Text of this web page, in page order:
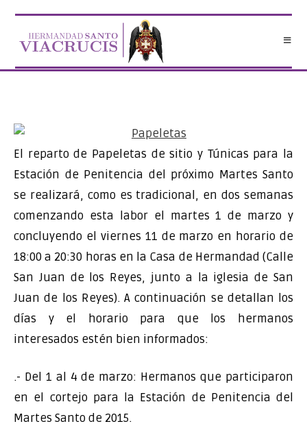
contenido
El reparto de Papeletas de sitio y Túnicas para la
Estación de Penitencia del próximo Martes Santo
se realizará, como es tradicional, en dos semanas
comenzando esta labor el martes 1 de marzo y
concluyendo el viernes 11 de marzo en horario de
18:00 a 20:30 horas en la Casa de Hermandad (Calle
San Juan de los Reyes, junto a la iglesia de San
Juan de los Reyes). A continuación se detallan los
días y el horario para que los hermanos
interesados estén bien informados:
.- Del 1 al 4 de marzo: Hermanos que participaron
en el cortejo para la Estación de Penitencia del
Martes Santo de 2015.